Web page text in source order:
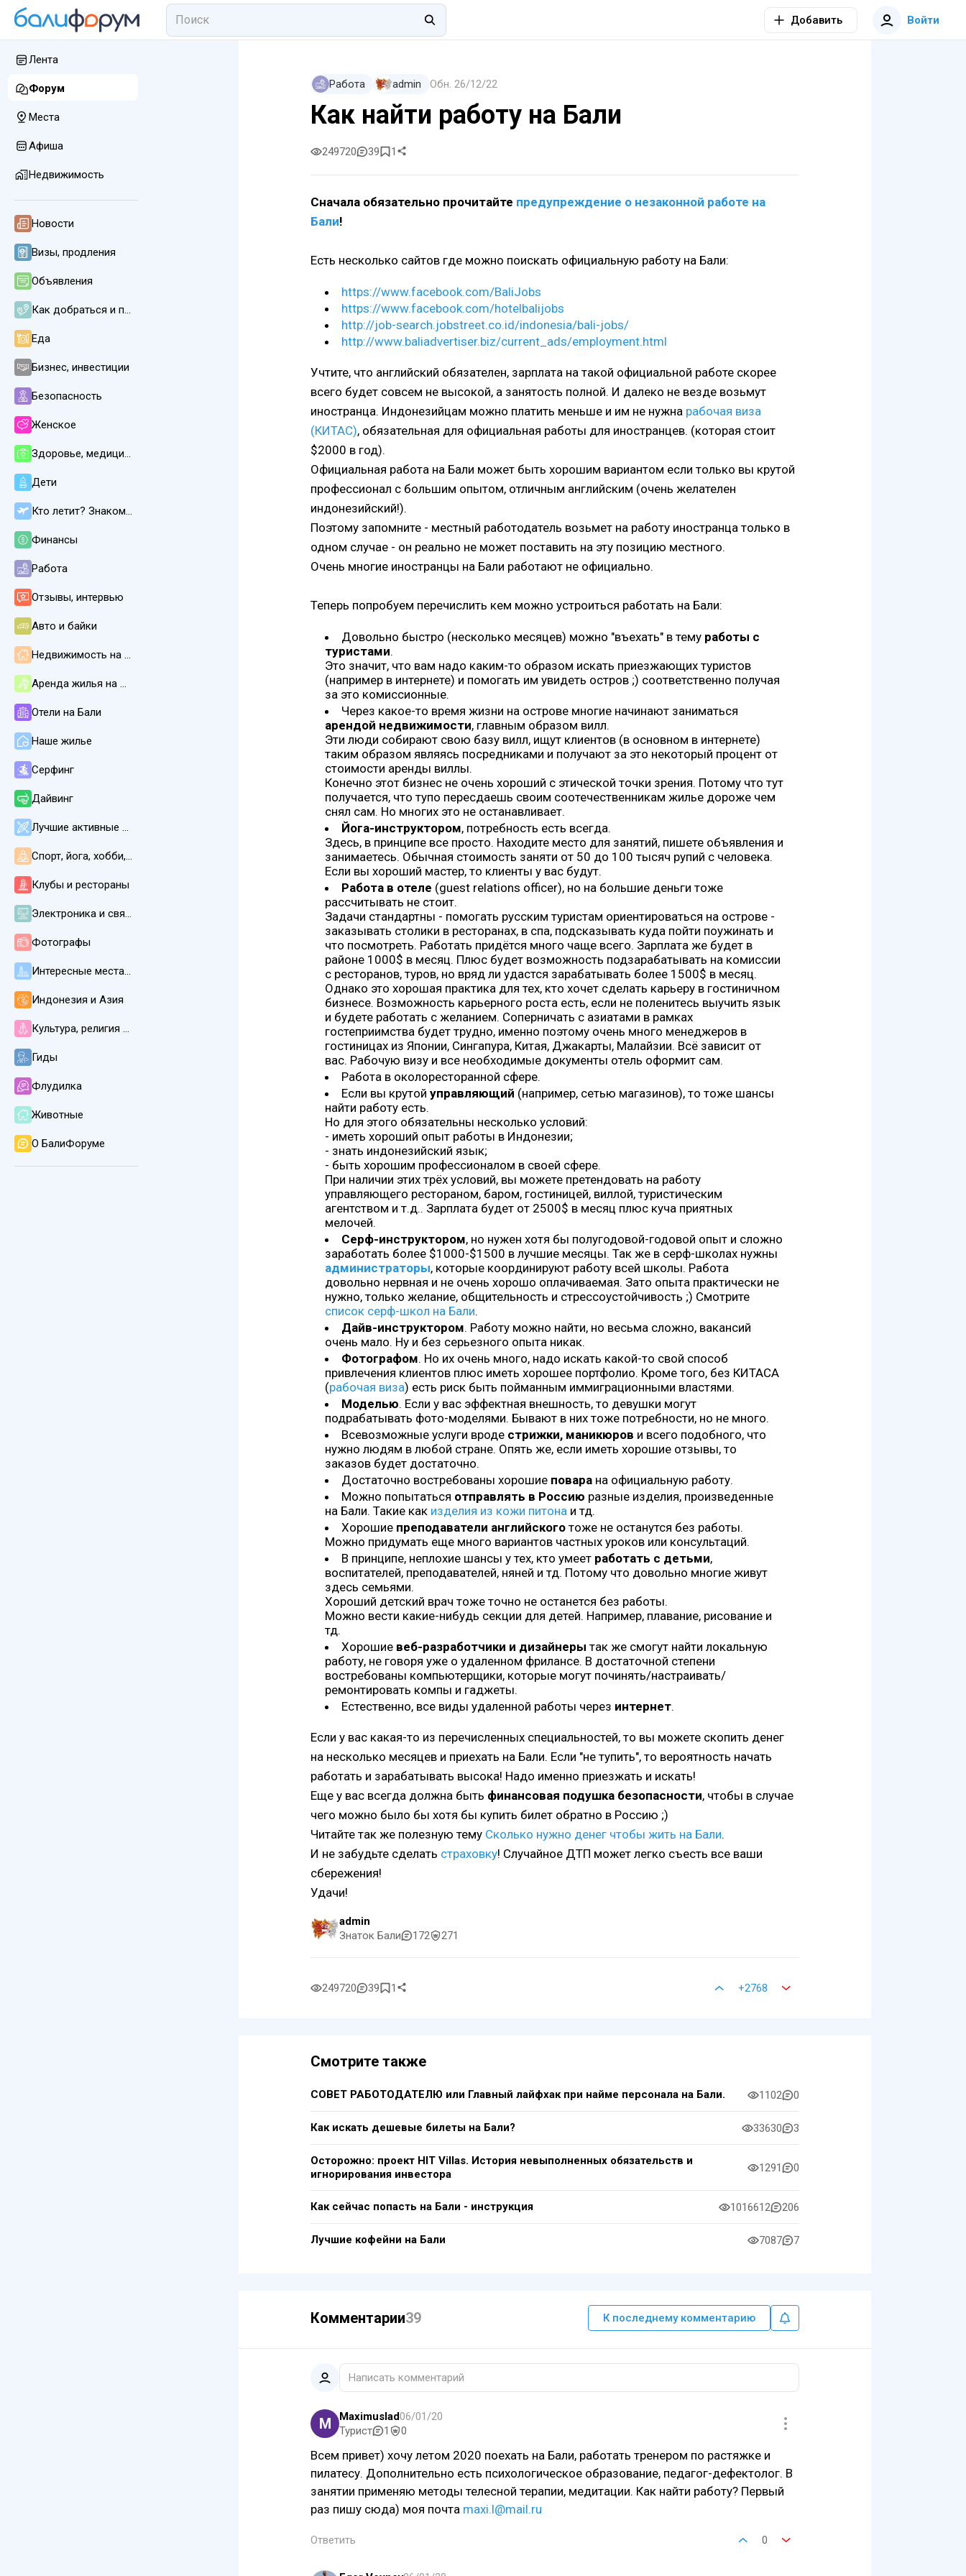
Добавить Войти
Работа admin Обн. 26/12/22
Как найти работу на Бали
249720 39 1
Сначала обязательно прочитайте предупреждение о незаконной работе на
Бали!
Есть несколько сайтов где можно поискать официальную работу на Бали:
https://www.facebook.com/BaliJobs
https://www.facebook.com/hotelbalijobs
http://job-search.jobstreet.co.id/indonesia/bali-jobs/
http://www.baliadvertiser.biz/current_ads/employment.html
Учтите, что английский обязателен, зарплата на такой официальной работе скорее
всего будет совсем не высокой, а занятость полной. И далеко не везде возьмут
иностранца. Индонезийцам можно платить меньше и им не нужна рабочая виза
(КИТАС), обязательная для официальная работы для иностранцев. (которая стоит
$2000 в год).
Официальная работа на Бали может быть хорошим вариантом если только вы крутой
профессионал с большим опытом, отличным английским (очень желателен
индонезийский!).
Поэтому запомните - местный работодатель возьмет на работу иностранца только в
одном случае - он реально не может поставить на эту позицию местного.
Очень многие иностранцы на Бали работают не официально.
Теперь попробуем перечислить кем можно устроиться работать на Бали:
Довольно быстро (несколько месяцев) можно "въехать" в тему работы с
туристами.
Это значит, что вам надо каким-то образом искать приезжающих туристов
(например в интернете) и помогать им увидеть остров ;) соответственно получая
за это комиссионные.
Через какое-то время жизни на острове многие начинают заниматься
арендой недвижимости, главным образом вилл.
Эти люди собирают свою базу вилл, ищут клиентов (в основном в интернете)
таким образом являясь посредниками и получают за это некоторый процент от
стоимости аренды виллы.
Конечно этот бизнес не очень хороший с этической точки зрения. Потому что тут
получается, что тупо пересдаешь своим соотечественникам жилье дороже чем
снял сам. Но многих это не останавливает.
Йога-инструктором, потребность есть всегда.
Здесь, в принципе все просто. Находите место для занятий, пишете объявления и
занимаетесь. Обычная стоимость заняти от 50 до 100 тысяч рупий с человека.
Если вы хороший мастер, то клиенты у вас будут.
Работа в отеле (guest relations officer), но на большие деньги тоже
рассчитывать не стоит.
Задачи стандартны - помогать русским туристам ориентироваться на острове -
заказывать столики в ресторанах, в спа, подсказывать куда пойти поужинать и
что посмотреть. Работать придётся много чаще всего. Зарплата же будет в
районе 1000$ в месяц. Плюс будет возможность подзарабатывать на комиссии
с ресторанов, туров, но вряд ли удастся зарабатывать более 1500$ в месяц.
Однако это хорошая практика для тех, кто хочет сделать карьеру в гостиничном
бизнесе. Возможность карьерного роста есть, если не поленитесь выучить язык
и будете работать с желанием. Соперничать с азиатами в рамках
гостеприимства будет трудно, именно поэтому очень много менеджеров в
гостиницах из Японии, Сингапура, Китая, Джакарты, Малайзии. Всё зависит от
вас. Рабочую визу и все необходимые документы отель оформит сам.
Работа в околоресторанной сфере.
Если вы крутой управляющий (например, сетью магазинов), то тоже шансы
найти работу есть.
Но для этого обязательны несколько условий:
- иметь хороший опыт работы в Индонезии;
- знать индонезийский язык;
- быть хорошим профессионалом в своей сфере.
При наличии этих трёх условий, вы можете претендовать на работу
управляющего рестораном, баром, гостиницей, виллой, туристическим
агентством и т.д.. Зарплата будет от 2500$ в месяц плюс куча приятных
мелочей.
Серф-инструктором, но нужен хотя бы полугодовой-годовой опыт и сложно
заработать более $1000-$1500 в лучшие месяцы. Так же в серф-школах нужны
администраторы, которые координируют работу всей школы. Работа
довольно нервная и не очень хорошо оплачиваемая. Зато опыта практически не
нужно, только желание, общительность и стрессоустойчивость ;) Смотрите
список серф-школ на Бали.
Дайв-инструктором. Работу можно найти, но весьма сложно, вакансий
очень мало. Ну и без серьезного опыта никак.
Фотографом. Но их очень много, надо искать какой-то свой способ
привлечения клиентов плюс иметь хорошее портфолио. Кроме того, без КИТАСА
(рабочая виза) есть риск быть пойманным иммиграционными властями.
Моделью. Если у вас эффектная внешность, то девушки могут
подрабатывать фото-моделями. Бывают в них тоже потребности, но не много.
Всевозможные услуги вроде стрижки, маникюров и всего подобного, что
нужно людям в любой стране. Опять же, если иметь хорошие отзывы, то
заказов будет достаточно.
Достаточно востребованы хорошие повара на официальную работу.
Можно попытаться отправлять в Россию разные изделия, произведенные
на Бали. Такие как изделия из кожи питона и тд.
Хорошие преподаватели английского тоже не останутся без работы.
Можно придумать еще много вариантов частных уроков или консультаций.
В принципе, неплохие шансы у тех, кто умеет работать с детьми,
воспитателей, преподавателей, няней и тд. Потому что довольно многие живут
здесь семьями.
Хороший детский врач тоже точно не останется без работы.
Можно вести какие-нибудь секции для детей. Например, плавание, рисование и
тд.
Хорошие веб-разработчики и дизайнеры так же смогут найти локальную
работу, не говоря уже о удаленном фрилансе. В достаточной степени
востребованы компьютерщики, которые могут починять/настраивать/
ремонтировать компы и гаджеты.
Естественно, все виды удаленной работы через интернет.
Если у вас какая-то из перечисленных специальностей, то вы можете скопить денег
на несколько месяцев и приехать на Бали. Если "не тупить", то вероятность начать
работать и зарабатывать высока! Надо именно приезжать и искать!
Еще у вас всегда должна быть финансовая подушка безопасности, чтобы в случае
чего можно было бы хотя бы купить билет обратно в Россию ;)
Читайте так же полезную тему Сколько нужно денег чтобы жить на Бали.
И не забудьте сделать страховку! Случайное ДТП может легко съесть все ваши
сбережения!
Удачи!
admin
Знаток Бали
172 271
249720 39 1 +2768
Смотрите также
СОВЕТ РАБОТОДАТЕЛЮ или Главный лайфхак при найме персонала на Бали. 1102 0
Как искать дешевые билеты на Бали? 33630 3
Осторожно: проект HIT Villas. История невыполненных обязательств и
игнорирования инвестора
1291 0
Как сейчас попасть на Бали - инструкция 1016612 206
Лучшие кофейни на Бали 7087 7
Комментарии39 К последнему комментарию
Написать комментарий
M Maximuslad06/01/20
Турист
1 0
Всем привет) хочу летом 2020 поехать на Бали, работать тренером по растяжке и
пилатесу. Дополнительно есть психологическое образование, педагог-дефектолог. В
занятии применяю методы телесной терапии, медитации. Как найти работу? Первый
раз пишу сюда) моя почта maxi.l@mail.ru
Ответить 0
Лента
Форум
Места
Афиша
Недвижимость
Новости
Визы, продления
Объявления
Как добраться и передвигаться
Еда
Бизнес, инвестиции
Безопасность
Женское
Здоровье, медицина
Дети
Кто летит? Знакомства
Финансы
Работа
Отзывы, интервью
Авто и байки
Недвижимость на Бали
Аренда жилья на Бали
Отели на Бали
Наше жилье
Серфинг
Дайвинг
Лучшие активные развлечения
Спорт, йога, хобби, СПА, массаж
Клубы и рестораны
Электроника и связь
Фотографы
Интересные места, пляжи, погода и климат
Индонезия и Азия
Культура, религия и язык на Бали
Гиды
Флудилка
Животные
О БалиФоруме